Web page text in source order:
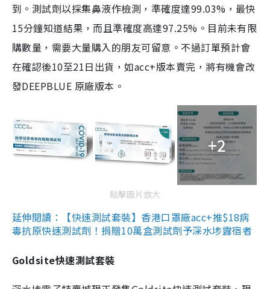
到。測試劑以採集鼻液作檢測，準確度達99.03%，最快
15分鐘知道結果，而且準確度高達97.25%。目前未有限
購數量，需要大量購入的朋友可留意。不過訂單預計會
在確認後10至21日出貨，如acc+版本賣完，將有機會改
發DEEPBLUE 原廠版本。
+2
點擊圖片放大
延伸閱讀：【快速測試套裝】香港口罩廠acc+推$18病
毒抗原快速測試劑！捐贈10萬盒測試劑予深水埗露宿者
Goldsite快速測試套裝